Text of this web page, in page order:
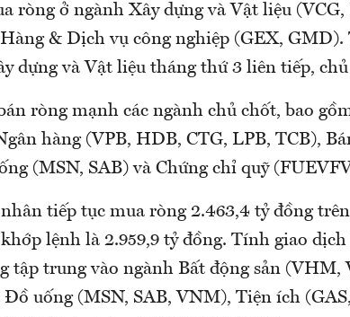
ròng ở ngành Xây dựng và Vật liệu (VCG,
& Dịch vụ công nghiệp (GEX, GMD).
dựng và Vật liệu tháng thứ 3 liên tiếp, chủ
ròng mạnh các ngành chủ chốt, bao
hàng (VPB, HDB, CTG, LPB, TCB),
(MSN, SAB) và Chứng chỉ quỹ
tiếp tục mua ròng 2.463,4 tỷ đồng
lệnh là 2.959,9 tỷ đồng. Tính giao
tập trung vào ngành Bất động sản (VHM,
uống (MSN, SAB, VNM), Tiện ích